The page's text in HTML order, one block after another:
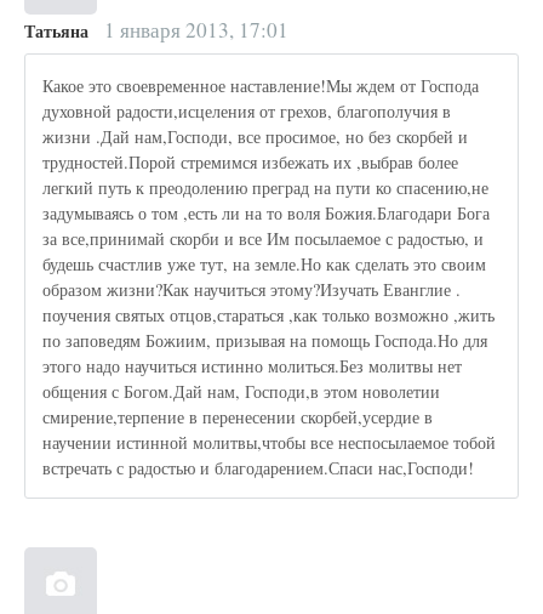
Татьяна 1 января 2013, 17:01
Какое это своевременное наставление!Мы ждем от Господа
духовной радости,исцеления от грехов, благополучия в
жизни .Дай нам,Господи, все просимое, но без скорбей и
трудностей.Порой стремимся избежать их ,выбрав более
легкий путь к преодолению преград на пути ко спасению,не
задумываясь о том ,есть ли на то воля Божия.Благодари Бога
за все,принимай скорби и все Им посылаемое с радостью, и
будешь счастлив уже тут, на земле.Но как сделать это своим
образом жизни?Как научиться этому?Изучать Еванглие .
поучения святых отцов,стараться ,как только возможно ,жить
по заповедям Божиим, призывая на помощь Господа.Но для
этого надо научиться истинно молиться.Без молитвы нет
общения с Богом.Дай нам, Господи,в этом новолетии
смирение,терпение в перенесении скорбей,усердие в
научении истинной молитвы,чтобы все неспосылаемое тобой
встречать с радостью и благодарением.Спаси нас,Господи!